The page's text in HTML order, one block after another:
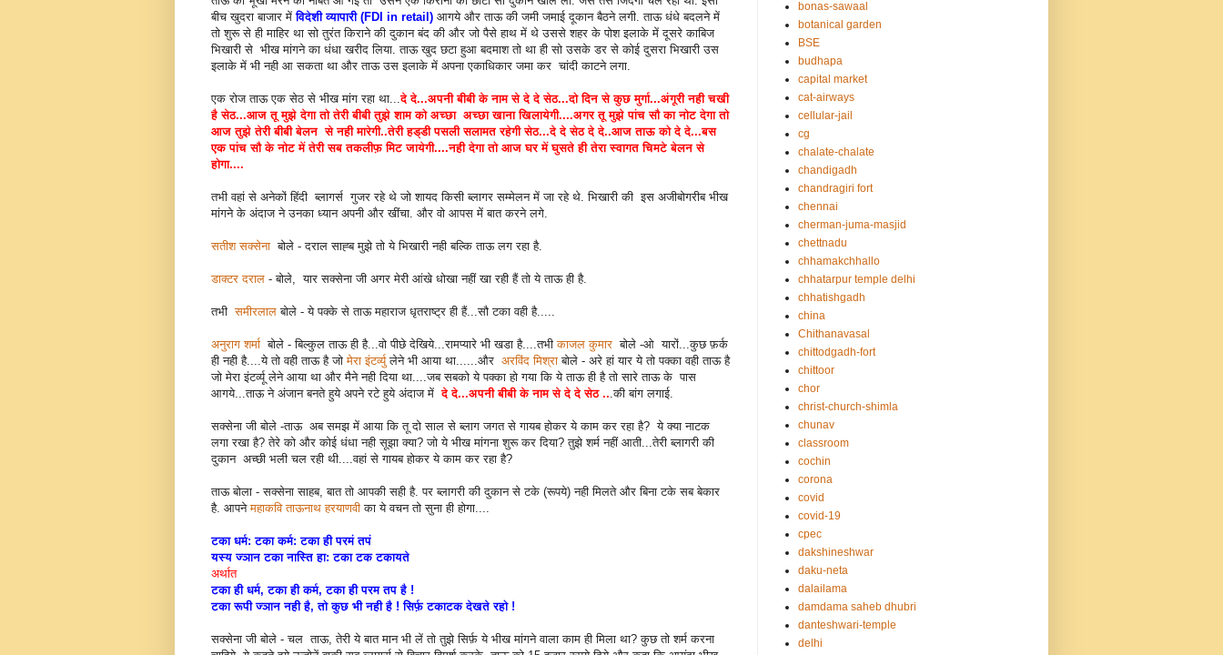
बीच खुदरा बाजार मेंविदेशी व्यापारी (FDI in retail) आगये और ताऊ की जमी जमाई दूकान बैठने लगी. ताऊ धंधे बदलने में
तो शुरू से ही माहिर था सो तुरंत किराने की दुकान बंद की और जो पैसे हाथ में थे उससे शहर के पोश इलाके में दूसरे काबिज
भिखारी से भीख मांगने का धंधा खरीद लिया. ताऊ खुद छटा हुआ बदमाश तो था ही सो उसके डर से कोई दुसरा भिखारी उस
इलाके में भी नही आ सकता था और ताऊ उस इलाके में अपना एकाधिकार जमा कर चांदी काटने लगा.
एक रोज ताऊ एक सेठ से भीख मांग रहा था...दे दे...अपनी बीबी के नाम से दे दे सेठ...दो दिन से कुछ मुर्गा...अंगूरी नही चखी
है सेठ...आज तू मुझे देगा तो तेरी बीबी तुझे शाम को अच्छा अच्छा खाना खिलायेगी....अगर तू मुझे पांच सौ का नोट देगा तो
आज तुझे तेरी बीबी बेलन सेनहीमारेगी..तेरी हड्डी पसली सलामत रहेगी सेठ...दे दे सेठ दे दे..आज ताऊ को दे दे...बस
एक पांच सौ के नोट में तेरी सब तकलीफ़ मिट जायेगी....नही देगा तो आज घर में घुसते ही तेरा स्वागत चिमटे बेलन से
होगा....
तभी वहां से अनेकों हिंदी ब्लागर्स गुजर रहे थे जो शायद किसी ब्लागर सम्मेलन में जा रहे थे. भिखारी की इस अजीबोगरीब भीख
मांगने के अंदाज ने उनका ध्यान अपनी और खींचा. और वो आपस में बात करने लगे.
सतीश सक्सेना बोले - दराल साह्ब मुझे तो ये भिखारी नही बल्कि ताऊ लग रहा है.
डाक्टर दराल - बोले, यार सक्सेना जी अगर मेरी आंखे धोखा नहीं खा रही हैं तो ये ताऊ ही है.
तभीसमीरलाल बोले - ये पक्के से ताऊ महाराज धृतराष्ट्र ही हैं...सौ टका वही है.....
अनुराग शर्मा बोले - बिल्कुल ताऊ ही है...वो पीछे देखिये...रामप्यारे भी खडा है....तभीकाजल कुमार बोले -ओ यारों...कुछ फ़र्क
ही नही है....ये तो वही ताऊ है जो मेरा इंटर्व्युलेने भी आया था......और अरविंद मिश्रा बोले - अरे हां यार ये तो पक्का वही ताऊ है
जो मेरा इंटर्व्यू लेने आया था और मैने नही दिया था....जब सबको ये पक्का हो गया कि ये ताऊ ही है तो सारे ताऊ के पास
आगये...ताऊ ने अंजान बनते हुये अपने रटे हुये अंदाज मेंदे दे...अपनी बीबी के नाम से दे दे सेठ .. .की बांग लगाई.
सक्सेना जी बोले -ताऊ अब समझ में आया कि तू दो साल से ब्लाग जगत से गायब होकर ये काम कर रहा है? ये क्या नाटक
लगा रखा है? तेरे को और कोई धंधा नही सूझा क्या? जो ये भीख मांगना शुरू कर दिया? तुझे शर्म नहीं आती...तेरी ब्लागरी की
दुकान अच्छी भली चल रही थी....वहां से गायब होकर ये काम कर रहा है?
ताऊ बोला - सक्सेना साहब, बात तो आपकी सही है. पर ब्लागरी की दुकान से टके (रूपये) नही मिलते और बिना टके सब बेकार
है. आपनेमहाकवि ताऊनाथ हरयाणवी का ये वचन तो सुना ही होगा....
टका धर्म: टका कर्म: टका ही परमं तपं
यस्य ज्ञान टका नास्ति हा: टका टक टकायते
अर्थात
टका ही धर्म, टका ही कर्म, टका ही परम तप है !
टका रूपी ज्ञान नही है, तो कुछ भी नही है ! सिर्फ़ टकाटक देखते रहो !
सक्सेना जी बोले - चल ताऊ, तेरी ये बात मान भी लें तो तुझे सिर्फ़ ये भीख मांगने वाला काम ही मिला था? कुछ तो शर्म करना
bonas-sawaal
botanical garden
BSE
budhapa
capital market
cat-airways
cellular-jail
cg
chalate-chalate
chandigadh
chandragiri fort
chennai
cherman-juma-masjid
chettnadu
chhamakchhallo
chhatarpur temple delhi
chhatishgadh
china
Chithanavasal
chittodgadh-fort
chittoor
chor
christ-church-shimla
chunav
classroom
cochin
corona
covid
covid-19
cpec
dakshineshwar
daku-neta
dalailama
damdama saheb dhubri
danteshwari-temple
delhi